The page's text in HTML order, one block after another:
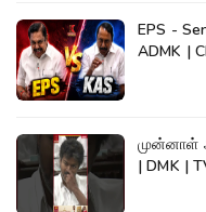
EPS -
ADMK |
முன்னாள்
| DMK |